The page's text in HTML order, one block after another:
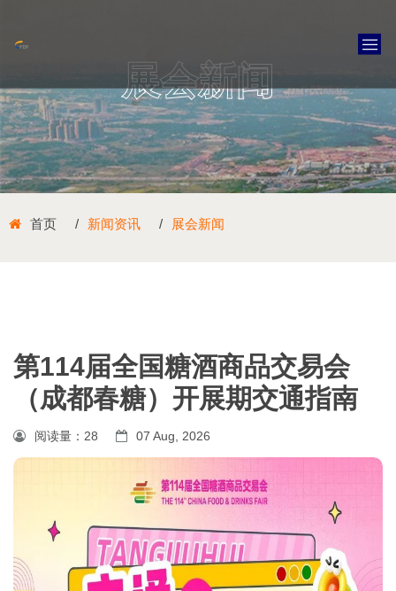
展会新闻
首页 新闻资讯 展会新闻
第114届全国糖酒商品交易会
（成都春糖）开展期交通指南
阅读量： 28 07 Aug, 2026